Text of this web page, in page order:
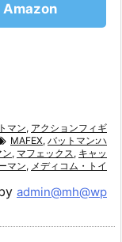
Amazon
マン, アクションフィギ
MAFEX, バットマン:ハ
, マフェックス, キャッ
マン, メディコム・トイ
admin@mh@wp